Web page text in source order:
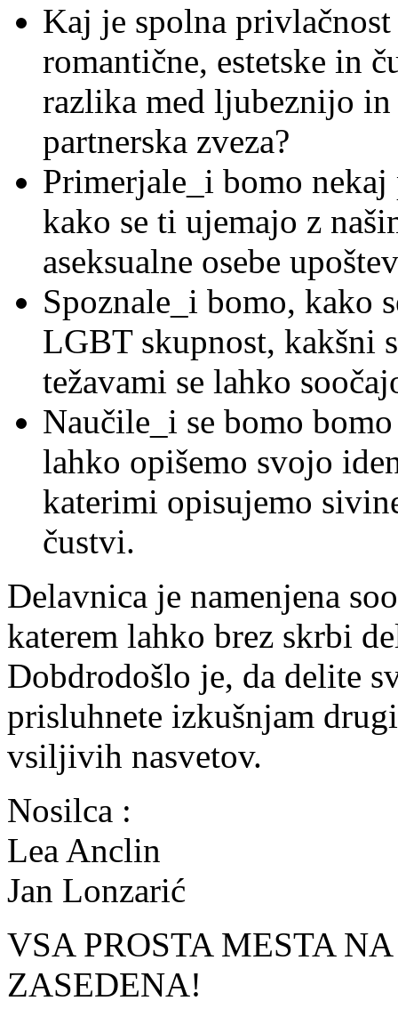
Kaj je spolna
romantične, estetske in
razlika med ljubeznijo
partnerska zveza?
Primerjale_i bomo
kako se ti ujemajo z
aseksualne osebe
Spoznale_i bomo, kako
LGBT skupnost, kakšni
težavami se lahko
Naučile_i se bomo
lahko opišemo svojo
katerimi opisujemo
čustvi.
Delavnica je namenjena
katerem lahko brez skrbi
Dobdrodošlo je, da delite
prisluhnete izkušnjam
vsiljivih nasvetov.
Nosilca :
Lea Anclin
Jan Lonzarić
VSA PROSTA MESTA
ZASEDENA!